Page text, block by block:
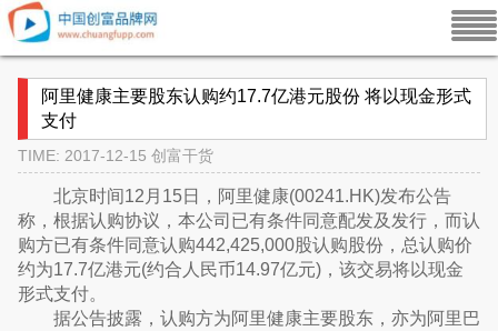
阿里健康主要股东认购约17.7亿港元股份 将以现金形式
支付
TIME: 2017-12-15 创富干货
北京时间12月15日，阿里健康(00241.HK)发布公告
称，根据认购协议，本公司已有条件同意配发及发行，而认
购方已有条件同意认购442,425,000股认购股份，总认购价
约为17.7亿港元(约合人民币14.97亿元)，该交易将以现金
形式支付。
据公告披露，认购方为阿里健康主要股东，亦为阿里巴